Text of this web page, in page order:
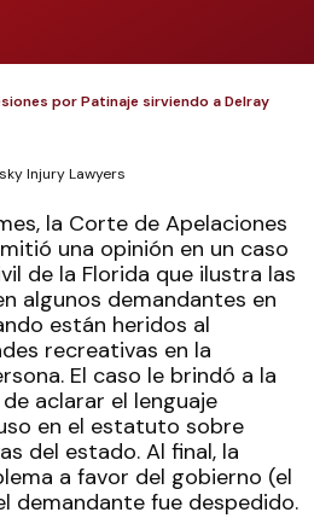
por Patinaje sirviendo a Delray
Injury Lawyers
la Corte de Apelaciones
una opinión en un caso
de la Florida que ilustra las
algunos demandantes en
están heridos al
recreativas en la
El caso le brindó a la
aclarar el lenguaje
en el estatuto sobre
del estado. Al final, la
a favor del gobierno (el
demandante fue despedido.